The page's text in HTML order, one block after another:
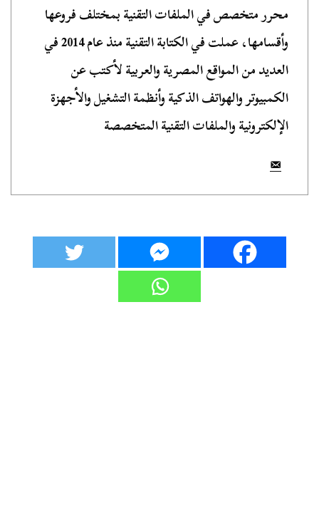
محرر متخصص في الملفات التقنية بمختلف فروعها
وأقسامها، عملت في الكتابة التقنية منذ عام 2014 في
العديد من المواقع المصرية والعربية لأكتب عن
الكمبيوتر والهواتف الذكية وأنظمة التشغيل والأجهزة
الإلكترونية والملفات التقنية المتخصصة